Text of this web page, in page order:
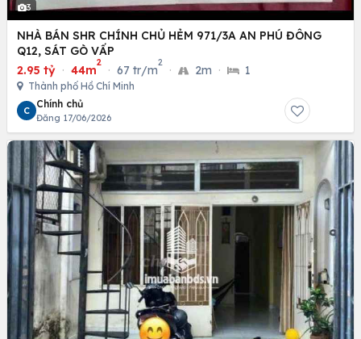
3
NHÀ BÁN SHR CHÍNH CHỦ HẺM 971/3A AN PHÚ ĐÔNG
Q12, SÁT GÒ VẤP
2.95 tỷ · 44m
2
· 67 tr/m
2
· 2m · 1
Thành phố Hồ Chí Minh
C
Chính chủ
Đăng 17/06/2026